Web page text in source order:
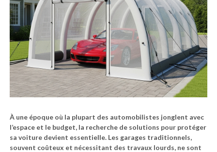
À une époque où la plupart des automobilistes jonglent avec
l’espace et le budget, la recherche de solutions pour protéger
sa voiture devient essentielle. Les garages traditionnels,
souvent coûteux et nécessitant des travaux lourds, ne sont